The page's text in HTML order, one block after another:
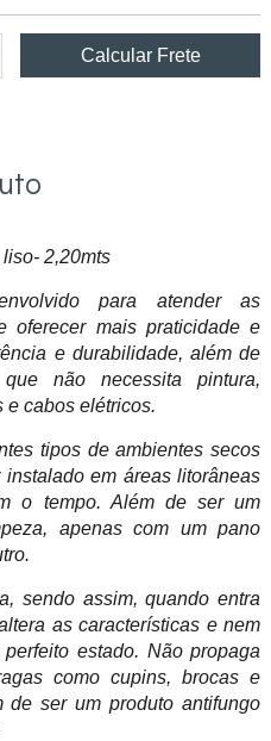
2,20mts
para atender as
oferecer mais praticidade e
e durabilidade, além de
não necessita pintura,
e cabos elétricos.
tipos de ambientes secos
em áreas litorâneas
o tempo. Além de ser um
apenas com um pano
sendo assim, quando entra
as características e nem
estado. Não propaga
como cupins, brocas e
de ser um produto antifungo